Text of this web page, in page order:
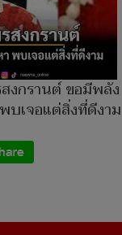
งกรานต์ ขอมีพลัง
เจอแต่สิ่งที่ดีงาม